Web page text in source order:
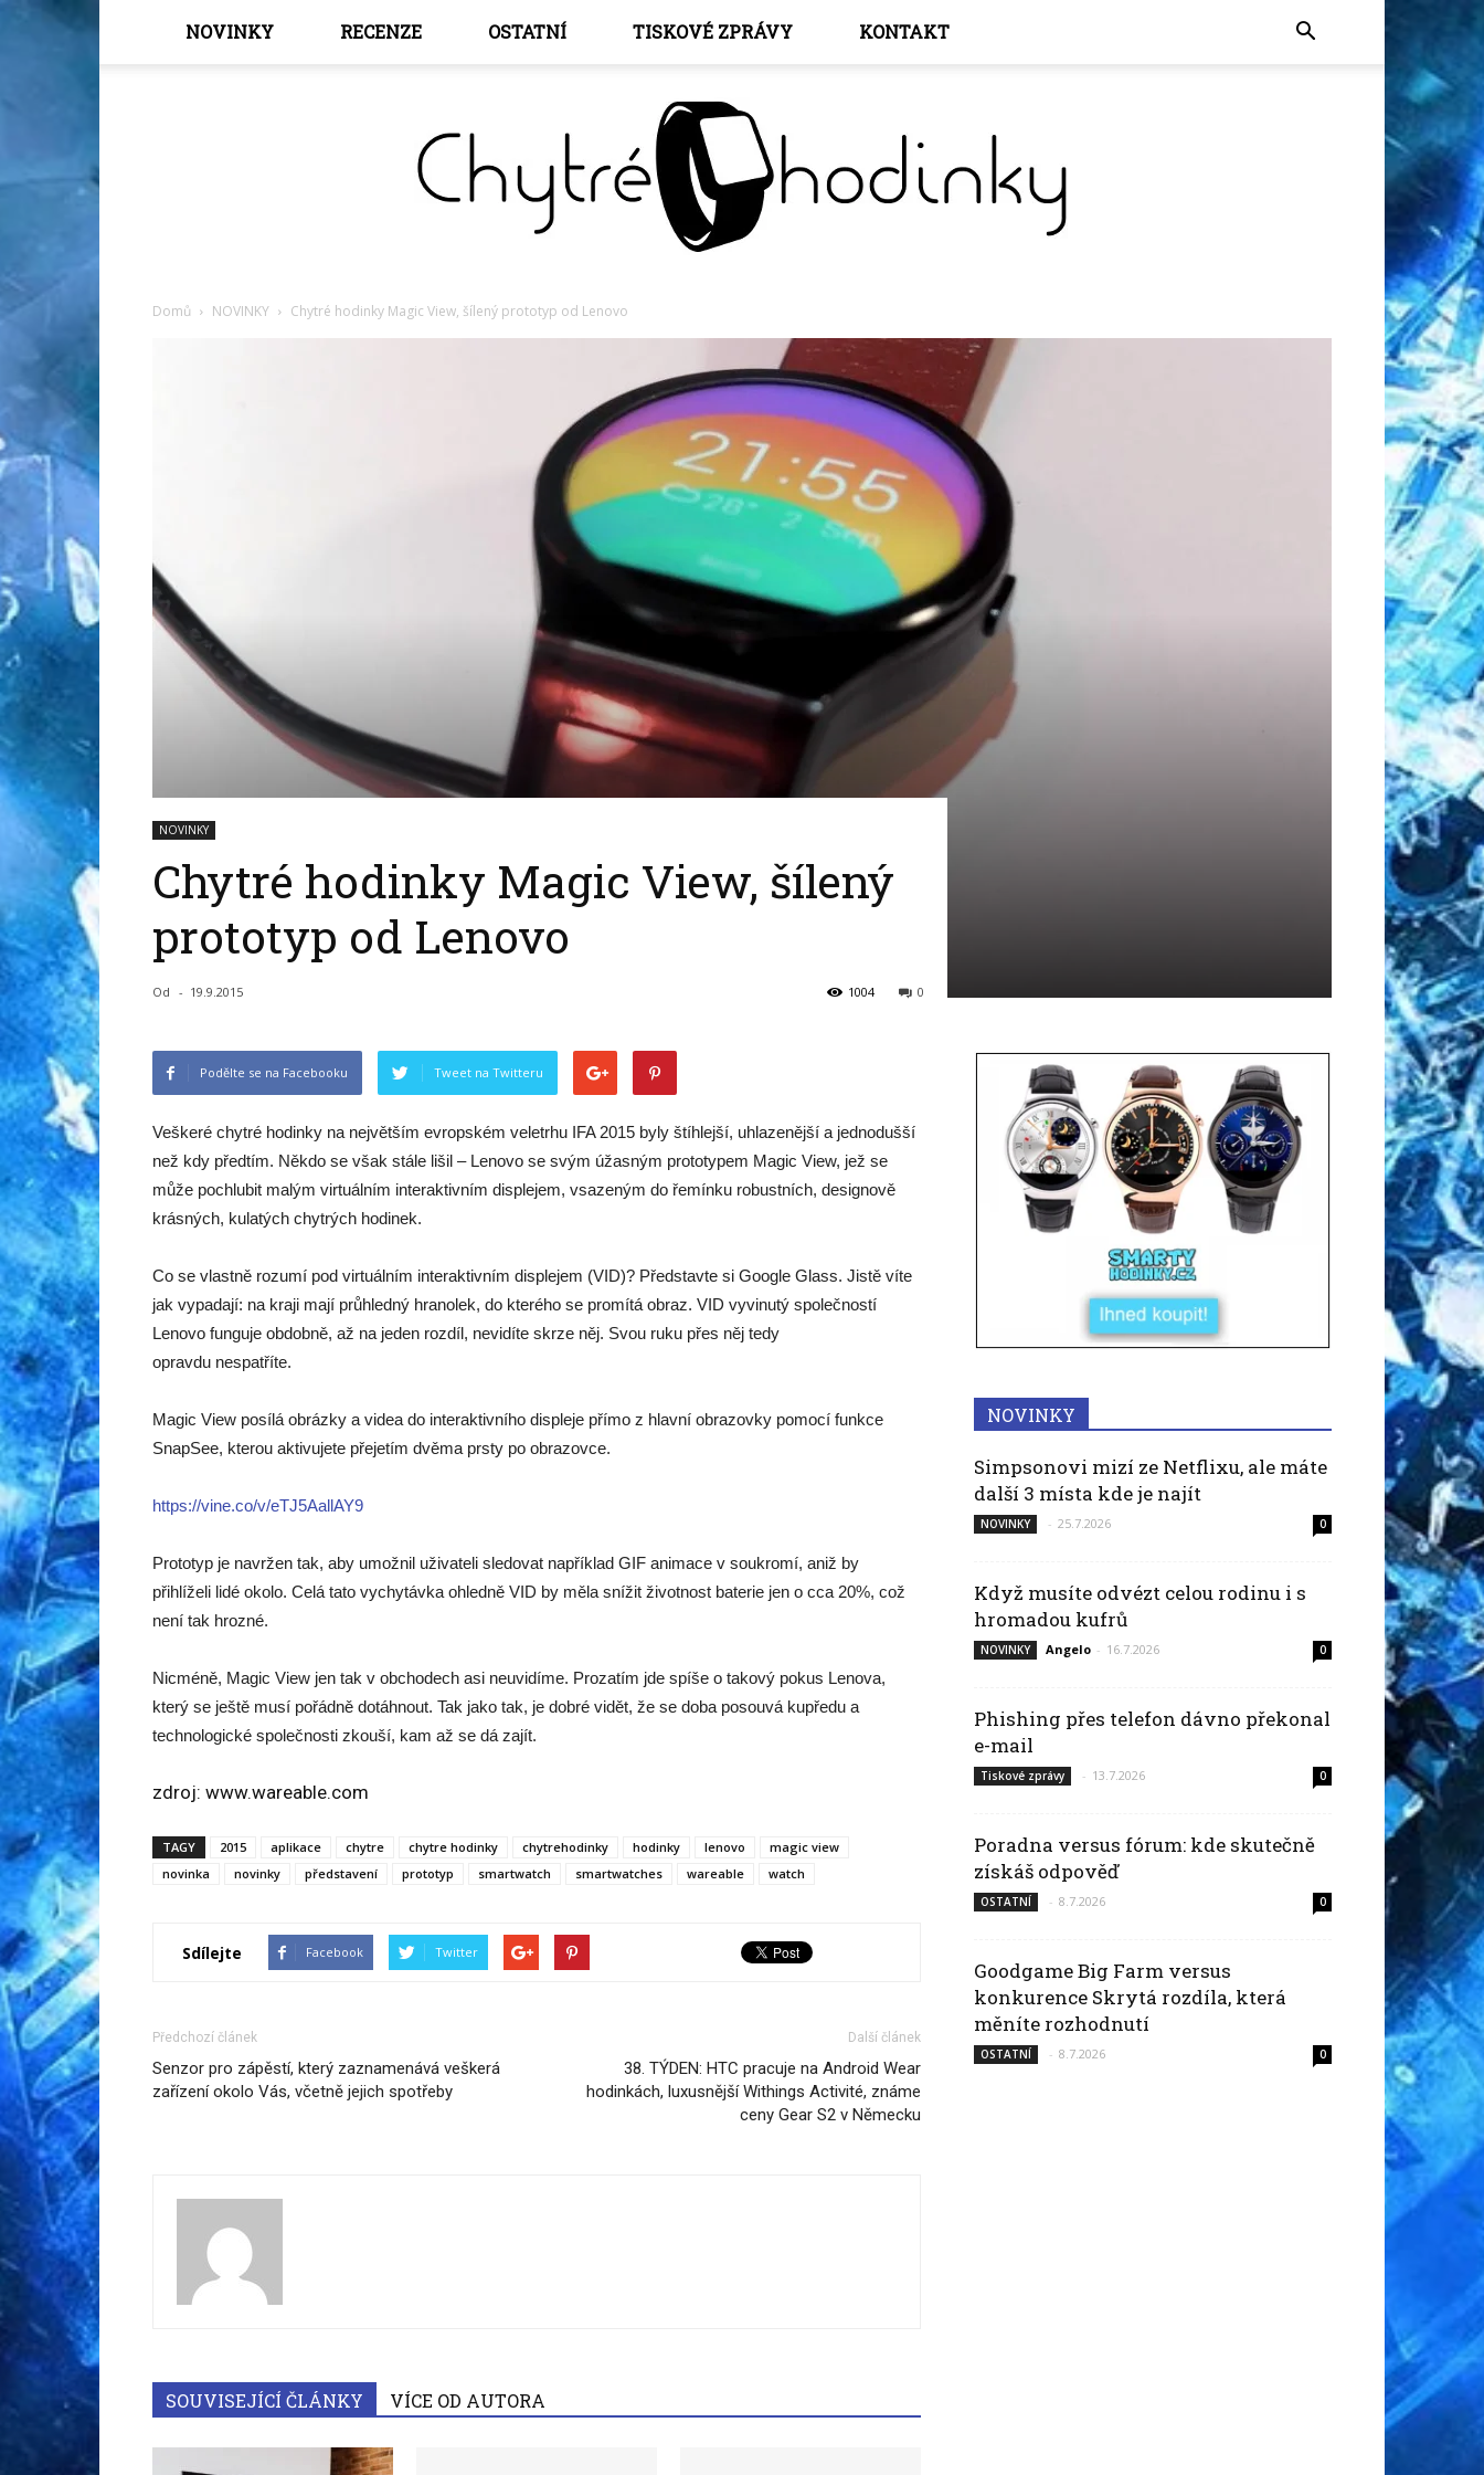
NOVINKY RECENZE OSTATNÍ TISKOVÉ ZPRÁVY KONTAKT
Chytré
hodinky
Domů NOVINKY Chytré hodinky Magic View, šílený prototyp od Lenovo
NOVINKY
Chytré hodinky Magic View, šílený
prototyp od Lenovo
Od - 19.9.2015 0
1004
Podělte se na Facebooku Tweet na Twitteru
Veškeré chytré hodinky na největším evropském veletrhu IFA 2015 byly štíhlejší, uhlazenější a jednodušší
než kdy předtím. Někdo se však stále lišil – Lenovo se svým úžasným prototypem Magic View, jež se
může pochlubit malým virtuálním interaktivním displejem, vsazeným do řemínku robustních, designově
krásných, kulatých chytrých hodinek.
Co se vlastně rozumí pod virtuálním interaktivním displejem (VID)? Představte si Google Glass. Jistě víte
jak vypadají: na kraji mají průhledný hranolek, do kterého se promítá obraz. VID vyvinutý společností
Lenovo funguje obdobně, až na jeden rozdíl, nevidíte skrze něj. Svou ruku přes něj tedy
opravdu nespatříte.
Magic View posílá obrázky a videa do interaktivního displeje přímo z hlavní obrazovky pomocí funkce
SnapSee, kterou aktivujete přejetím dvěma prsty po obrazovce.
https://vine.co/v/eTJ5AallAY9
Prototyp je navržen tak, aby umožnil uživateli sledovat například GIF animace v soukromí, aniž by
přihlíželi lidé okolo. Celá tato vychytávka ohledně VID by měla snížit životnost baterie jen o cca 20%, což
není tak hrozné.
Nicméně, Magic View jen tak v obchodech asi neuvidíme. Prozatím jde spíše o takový pokus Lenova,
který se ještě musí pořádně dotáhnout. Tak jako tak, je dobré vidět, že se doba posouvá kupředu a
technologické společnosti zkouší, kam až se dá zajít.
zdroj: www.wareable.com
TAGY 2015 aplikace chytre chytre hodinky chytrehodinky hodinky lenovo
magic view
novinka
novinky představení prototyp smartwatch smartwatches wareable watch
Sdílejte Facebook Twitter
Předchozí článek
Senzor pro zápěstí, který zaznamenává veškerá
zařízení okolo Vás, včetně jejich spotřeby
Další článek
38. TÝDEN: HTC pracuje na Android Wear
hodinkách, luxusnější Withings Activité, známe
ceny Gear S2 v Německu
SOUVISEJÍCÍ ČLÁNKY VÍCE OD AUTORA
NOVINKY
Simpsonovi mizí ze Netflixu, ale máte
další 3 místa kde je najít
NOVINKY - 25.7.2026 0
Když musíte odvézt celou rodinu i s
hromadou kufrů
NOVINKY Angelo - 16.7.2026 0
Phishing přes telefon dávno překonal
e-mail
Tiskové zprávy - 13.7.2026 0
Poradna versus fórum: kde skutečně
získáš odpověď
OSTATNÍ - 8.7.2026 0
Goodgame Big Farm versus
konkurence Skrytá rozdíla, která
měníte rozhodnutí
OSTATNÍ - 8.7.2026 0